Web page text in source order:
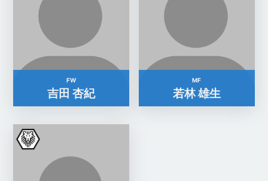
FW
吉田 杏紀
MF
若林 雄生